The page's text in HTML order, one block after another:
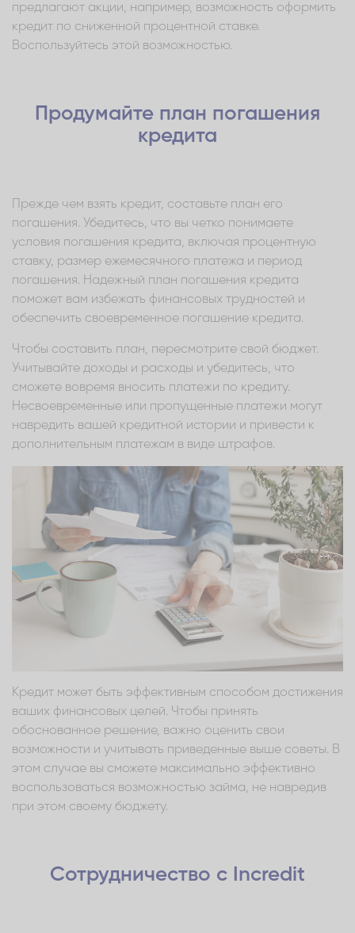
предлагают акции, например, возможность оформить
кредит по сниженной процентной ставке.
Воспользуйтесь этой возможностью.
Продумайте план погашения
кредита
Прежде чем взять кредит, составьте план его
погашения. Убедитесь, что вы четко понимаете
условия погашения кредита, включая процентную
ставку, размер ежемесячного платежа и период
погашения. Надежный план погашения кредита
поможет вам избежать финансовых трудностей и
обеспечить своевременное погашение кредита.
Чтобы составить план, пересмотрите свой бюджет.
Учитывайте доходы и расходы и убедитесь, что
сможете вовремя вносить платежи по кредиту.
Несвоевременные или пропущенные платежи могут
навредить вашей кредитной истории и привести к
дополнительным платежам в виде штрафов.
Кредит может быть эффективным способом достижения
ваших финансовых целей. Чтобы принять
обоснованное решение, важно оценить свои
возможности и учитывать приведенные выше советы. В
этом случае вы сможете максимально эффективно
воспользоваться возможностью займа, не навредив
при этом своему бюджету.
Сотрудничество с Incredit